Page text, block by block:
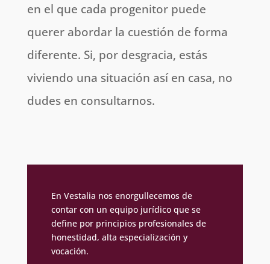
en el que cada progenitor puede
querer abordar la cuestión de forma
diferente. Si, por desgracia, estás
viviendo una situación así en casa, no
dudes en consultarnos.
En Vestalia nos enorgullecemos de
contar con un equipo jurídico que se
define por principios profesionales de
honestidad, alta especialización y
vocación.